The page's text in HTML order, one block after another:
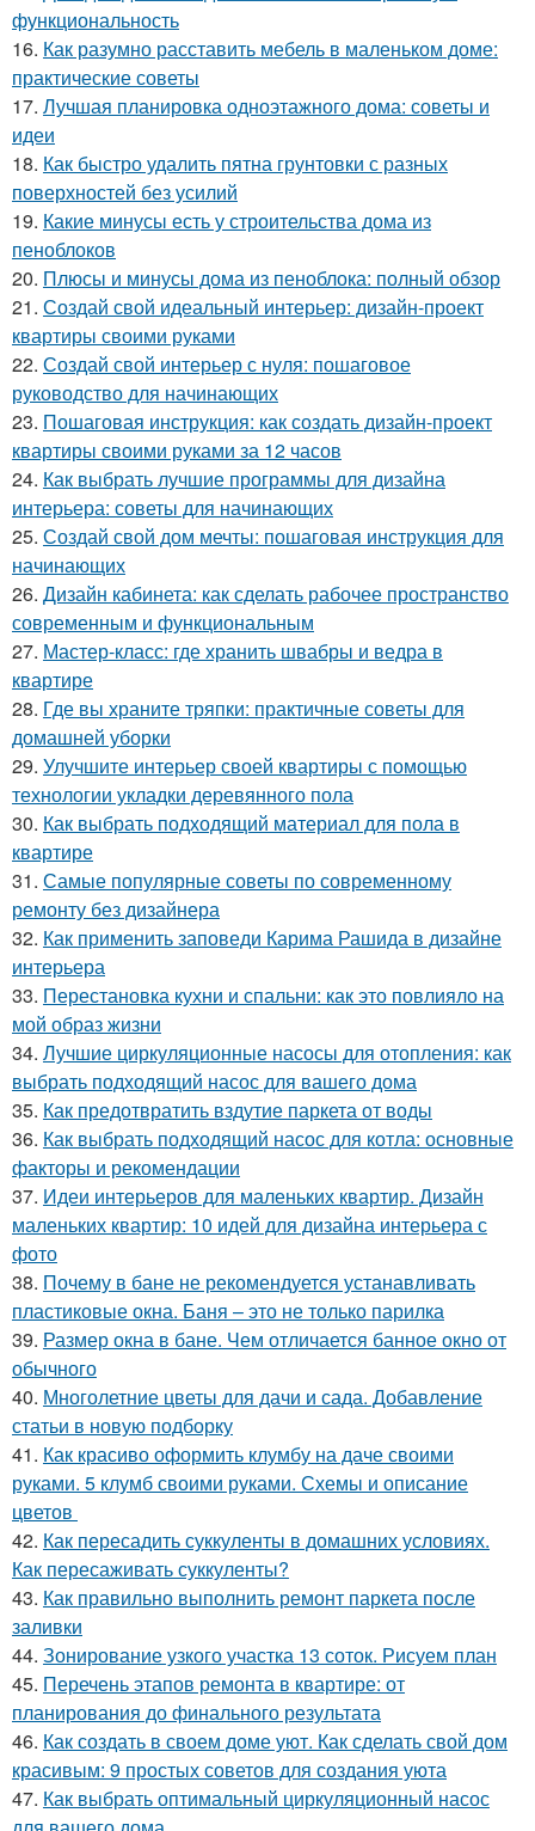
функциональность
16. Как разумно расставить мебель в маленьком доме:
практические советы
17. Лучшая планировка одноэтажного дома: советы и
идеи
18. Как быстро удалить пятна грунтовки с разных
поверхностей без усилий
19. Какие минусы есть у строительства дома из
пеноблоков
20. Плюсы и минусы дома из пеноблока: полный обзор
21. Создай свой идеальный интерьер: дизайн-проект
квартиры своими руками
22. Создай свой интерьер с нуля: пошаговое
руководство для начинающих
23. Пошаговая инструкция: как создать дизайн-проект
квартиры своими руками за 12 часов
24. Как выбрать лучшие программы для дизайна
интерьера: советы для начинающих
25. Создай свой дом мечты: пошаговая инструкция для
начинающих
26. Дизайн кабинета: как сделать рабочее пространство
современным и функциональным
27. Мастер-класс: где хранить швабры и ведра в
квартире
28. Где вы храните тряпки: практичные советы для
домашней уборки
29. Улучшите интерьер своей квартиры с помощью
технологии укладки деревянного пола
30. Как выбрать подходящий материал для пола в
квартире
31. Самые популярные советы по современному
ремонту без дизайнера
32. Как применить заповеди Карима Рашида в дизайне
интерьера
33. Перестановка кухни и спальни: как это повлияло на
мой образ жизни
34. Лучшие циркуляционные насосы для отопления: как
выбрать подходящий насос для вашего дома
35. Как предотвратить вздутие паркета от воды
36. Как выбрать подходящий насос для котла: основные
факторы и рекомендации
37. Идеи интерьеров для маленьких квартир. Дизайн
маленьких квартир: 10 идей для дизайна интерьера с
фото
38. Почему в бане не рекомендуется устанавливать
пластиковые окна. Баня – это не только парилка
39. Размер окна в бане. Чем отличается банное окно от
обычного
40. Многолетние цветы для дачи и сада. Добавление
статьи в новую подборку
41. Как красиво оформить клумбу на даче своими
руками. 5 клумб своими руками. Схемы и описание
цветов
42. Как пересадить суккуленты в домашних условиях.
Как пересаживать суккуленты?
43. Как правильно выполнить ремонт паркета после
заливки
44. Зонирование узкого участка 13 соток. Рисуем план
45. Перечень этапов ремонта в квартире: от
планирования до финального результата
46. Как создать в своем доме уют. Как сделать свой дом
красивым: 9 простых советов для создания уюта
47. Как выбрать оптимальный циркуляционный насос